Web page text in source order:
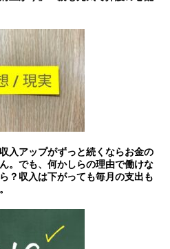
入アップがずっと続くならお金の
。でも、何かしらの理由で働けな
？収入は下がっても毎月の支出も